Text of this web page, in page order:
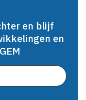
en blijf
en